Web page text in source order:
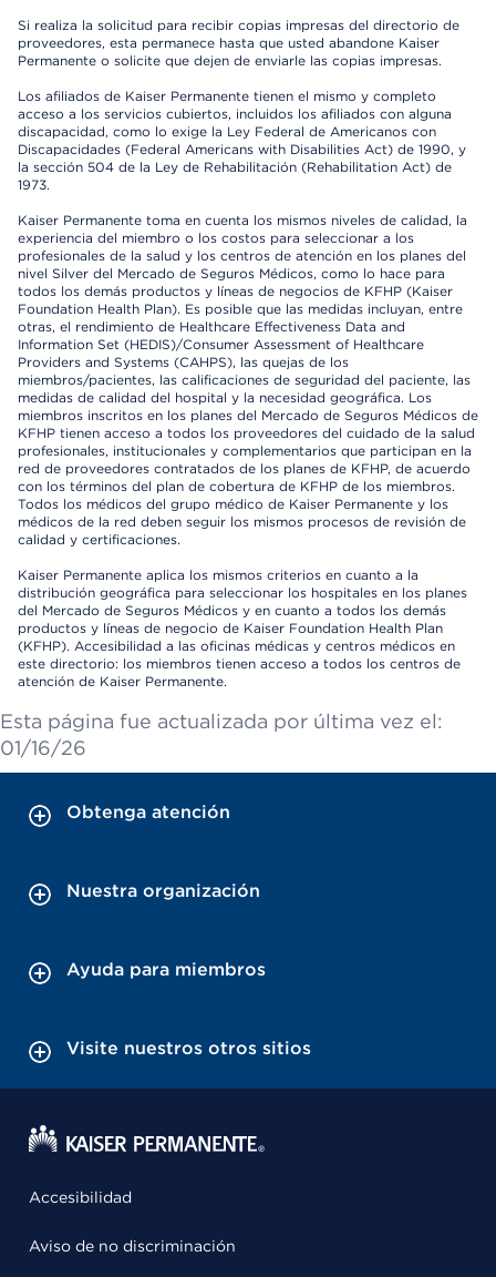
Si realiza la solicitud para recibir copias impresas del directorio de
proveedores, esta permanece hasta que usted abandone Kaiser
Permanente o solicite que dejen de enviarle las copias impresas.
Los afiliados de Kaiser Permanente tienen el mismo y completo
acceso a los servicios cubiertos, incluidos los afiliados con alguna
discapacidad, como lo exige la Ley Federal de Americanos con
Discapacidades (Federal Americans with Disabilities Act) de 1990, y
la sección 504 de la Ley de Rehabilitación (Rehabilitation Act) de
1973.
Kaiser Permanente toma en cuenta los mismos niveles de calidad, la
experiencia del miembro o los costos para seleccionar a los
profesionales de la salud y los centros de atención en los planes del
nivel Silver del Mercado de Seguros Médicos, como lo hace para
todos los demás productos y líneas de negocios de KFHP (Kaiser
Foundation Health Plan). Es posible que las medidas incluyan, entre
otras, el rendimiento de Healthcare Effectiveness Data and
Information Set (HEDIS)/Consumer Assessment of Healthcare
Providers and Systems (CAHPS), las quejas de los
miembros/pacientes, las calificaciones de seguridad del paciente, las
medidas de calidad del hospital y la necesidad geográfica. Los
miembros inscritos en los planes del Mercado de Seguros Médicos de
KFHP tienen acceso a todos los proveedores del cuidado de la salud
profesionales, institucionales y complementarios que participan en la
red de proveedores contratados de los planes de KFHP, de acuerdo
con los términos del plan de cobertura de KFHP de los miembros.
Todos los médicos del grupo médico de Kaiser Permanente y los
médicos de la red deben seguir los mismos procesos de revisión de
calidad y certificaciones.
Kaiser Permanente aplica los mismos criterios en cuanto a la
distribución geográfica para seleccionar los hospitales en los planes
del Mercado de Seguros Médicos y en cuanto a todos los demás
productos y líneas de negocio de Kaiser Foundation Health Plan
(KFHP). Accesibilidad a las oficinas médicas y centros médicos en
este directorio: los miembros tienen acceso a todos los centros de
atención de Kaiser Permanente.
Esta página fue actualizada por última vez el:
01/16/26
Obtenga atención
Nuestra organización
Ayuda para miembros
Visite nuestros otros sitios
Accesibilidad
Aviso de no discriminación